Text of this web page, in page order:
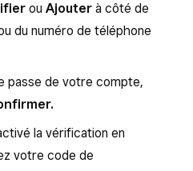
ou Ajouter à côté de
du numéro de téléphone
passe de votre compte,
la vérification en
votre code de